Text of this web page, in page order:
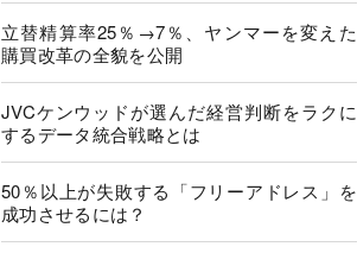
立替精算率25％→7％、ヤンマーを変えた
購買改革の全貌を公開
JVCケンウッドが選んだ経営判断をラクに
するデータ統合戦略とは
50％以上が失敗する「フリーアドレス」を
成功させるには？